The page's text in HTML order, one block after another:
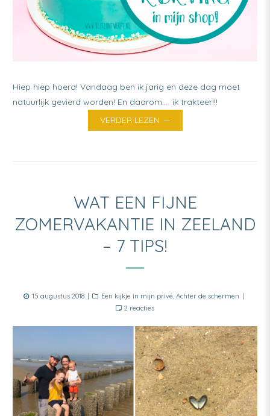
Hiep hiep hoera! Vandaag ben ik jarig en deze dag moet
natuurlijk gevierd worden! En daarom… ik trakteer!!!
VERDER LEZEN
WAT EEN FIJNE
ZOMERVAKANTIE IN ZEELAND
– 7 TIPS!
Posted
15 augustus 2018 Categories
Een kijkje in mijn privé, Achter de schermen
2 reactiesop
een
fijne
zomervakantie
in
Zeeland
–
7